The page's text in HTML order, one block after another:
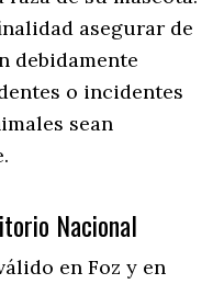
asegurar de
debidamente
o incidentes
sean
Nacional
en Foz y en